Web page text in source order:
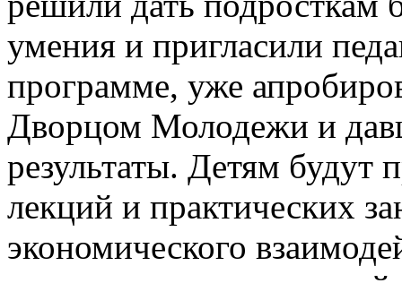
умения и пригласили
программе, уже
Дворцом Молодежи и
результаты. Детям будут
лекций и практических
экономического